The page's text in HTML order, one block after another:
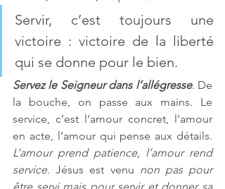
Servir, c’est toujours une
victoire : victoire de la liberté
qui se donne pour le bien.
Servez le Seigneur dans l’allégresse. De
la bouche, on passe aux mains. Le
service, c’est l’amour concret, l’amour
L’amour prend patience, l’amour rend
service. Jésus est venu non pas pour